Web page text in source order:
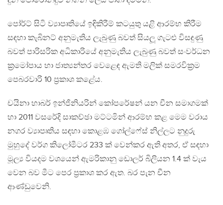
පෝර්ට් සිටි ව්‍යාපෘතියේ ඉඳිකිරීම් කටයුතු යළි ආරම්භ කිරීම
සඳහා කැබිනට් අනුමැතිය ලැබුණු බවත් සියලූ ගැටළු විසඳුණු
බවත් පාරිසරික අධිකාරියේ අනුමැතිය ලැබුණු බවත් සංවර්ධන
ක‍්‍රමෝපාය හා ජාත්‍යන්තර වෙළෙඳ ඇමති මලික් සමරවික‍්‍රම
පෙබරවාරි 10 ප‍්‍රකාශ කළේය.
චයිනා හාබර් ඉන්ජිනියරින් කෝපරේෂන් යන චීන සමාගමක්
හා 2011 වසරේදි සාකච්ඡා මට්ටමින් ආරම්භ කළ මෙම වරාය
නගර ව්‍යාපෘතිය සඳහා කොළඹ ගෝල්ෆේස් නිල්ලට නුදුරු
මුහුදේ වර්ග කිලෝමීටර 233 ක් වෙන්කර ඇති අතර, ඒ සඳහා
මූල්‍ය වියදම වශයෙන් ඇමරිකානු ඩොලර් බිලියන 1.4 ක් වැය
වෙන බව මීට පෙර ප‍්‍රකාශ කර ඇත. බර පැන චීන
ආණ්ඩුවෙනි.